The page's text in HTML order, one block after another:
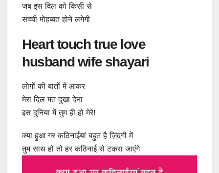
जब इस दिल को किसी से
सच्ची मोहब्बत होने लगेगी
Heart touch true love
husband wife shayari
लोगों की बातों में आकर
मेरा दिल मत दुखा देना
इस दुनिया में तुम ही हो मेरे!
क्या हुआ गर कठिनाईयां बहुत है ज़िंदगी में
तुम साथ हो तो हर कठिनाई से टकरा जाएंगे